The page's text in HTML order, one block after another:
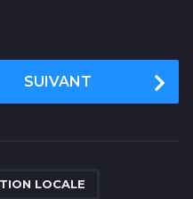
SUIVANT
LOCALE